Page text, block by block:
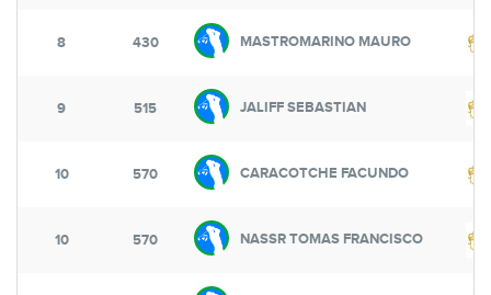
8 430 MASTROMARINO MAURO
9 515 JALIFF SEBASTIAN
10 570 CARACOTCHE FACUNDO
10 570 NASSR TOMAS FRANCISCO